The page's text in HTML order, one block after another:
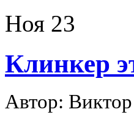
Ноя 23
Клинкер
Автор: Виктор